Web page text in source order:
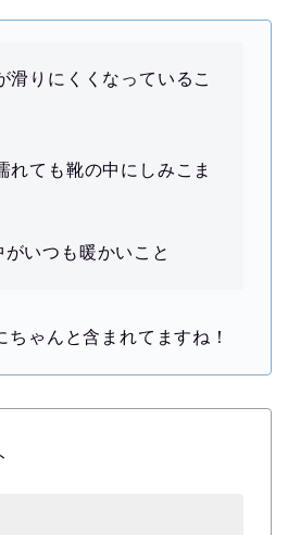
滑りにくくなっているこ
れても靴の中にしみこま
いつも暖かいこと
ちゃんと含まれてますね！